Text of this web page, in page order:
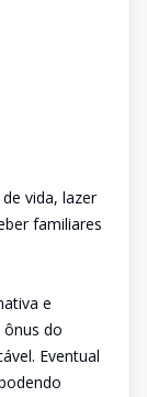
vida, lazer
familiares
e
do
Eventual